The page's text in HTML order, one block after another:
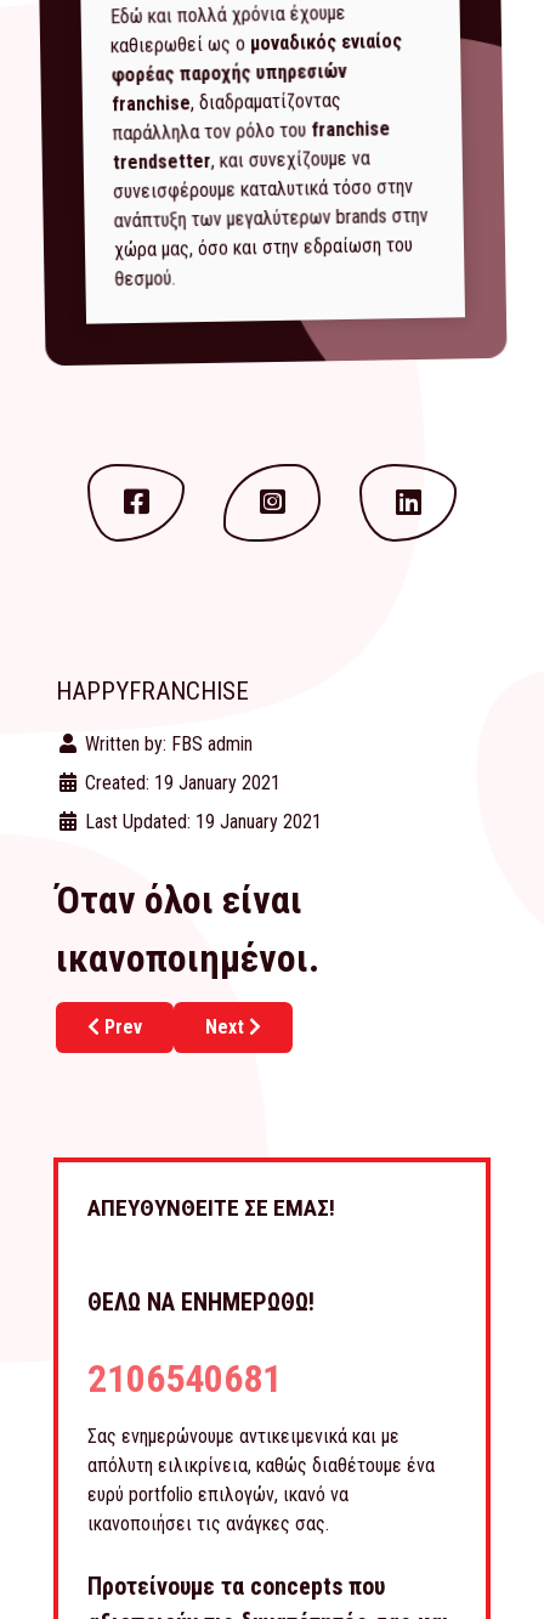
Εδώ και πολλά χρόνια έχουμε
καθιερωθεί ως ο μοναδικός ενιαίος
φορέας παροχής υπηρεσιών
franchise, διαδραματίζοντας
παράλληλα τον ρόλο του franchise
trendsetter, και συνεχίζουμε να
συνεισφέρουμε καταλυτικά τόσο στην
ανάπτυξη των μεγαλύτερων brands στην
χώρα μας, όσο και στην εδραίωση του
θεσμού.
HAPPYFRANCHISE
Written by: FBS admin
Created: 19 January 2021
Last Updated: 19 January 2021
Όταν όλοι είναι
ικανοποιημένοι.
Previous article: Future Franchise
Prev Next article: Innovation Leader
Next
ΑΠΕΥΘΥΝΘΕΙΤΕ ΣΕ ΕΜΑΣ!
ΘΕΛΩ ΝΑ ΕΝΗΜΕΡΩΘΩ!
2106540681
Σας ενημερώνουμε αντικειμενικά και με
απόλυτη ειλικρίνεια, καθώς διαθέτουμε ένα
ευρύ portfolio επιλογών, ικανό να
ικανοποιήσει τις ανάγκες σας.
Προτείνουμε τα concepts που